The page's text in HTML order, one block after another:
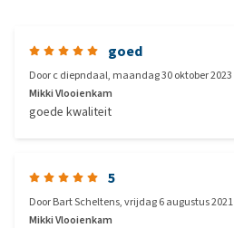
goed
Doorc diepndaal, maandag 30 oktober 2023
Mikki Vlooienkam
goede kwaliteit
5
DoorBart Scheltens,vrijdag 6 augustus 2021
Mikki Vlooienkam